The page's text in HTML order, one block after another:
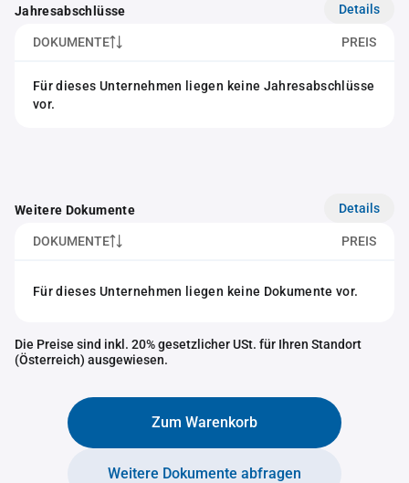
Jahresabschlüsse Details
DOKUMENTE PREIS
Für dieses Unternehmen liegen keine Jahresabschlüsse
vor.
Weitere Dokumente Details
DOKUMENTE PREIS
Für dieses Unternehmen liegen keine Dokumente vor.
Die Preise sind inkl. 20% gesetzlicher USt. für Ihren Standort
(Österreich) ausgewiesen.
Zum Warenkorb
Weitere Dokumente abfragen